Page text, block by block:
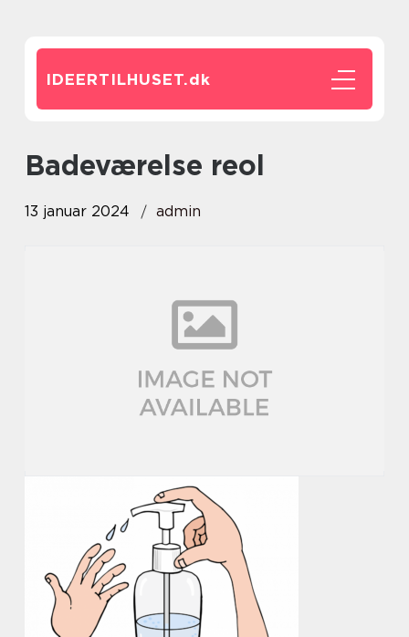
IDEERTILHUSET.dk
badeværelse reol
13 januar 2024 admin